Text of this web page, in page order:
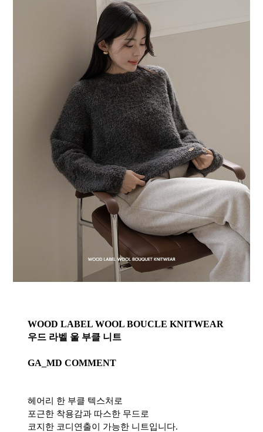
WOOD LABEL WOOL BOUCLE KNITWEAR
우드 라벨 울 부클 니트
GA_MD COMMENT
헤어리 한 부클 텍스처로
포근한 착용감과 따스한 무드로
코지한 코디연출이 가능한 니트입니다.